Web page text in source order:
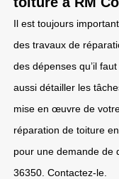
Il est toujours
des travaux de
des dépenses qu’il
aussi détailler les
mise en œuvre de
réparation de toiture
pour une demande de
36350. Contactez-le.